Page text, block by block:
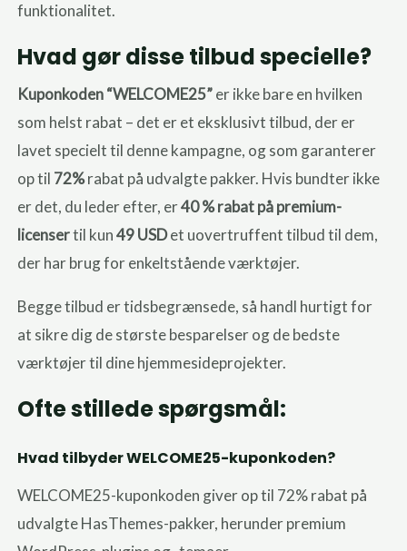
funktionalitet.
Hvad gør disse tilbud specielle?
Kuponkoden “WELCOME25”er ikke bare en hvilken
som helst rabat – det er et eksklusivt tilbud, der er
lavet specielt til denne kampagne, og som garanterer
op til 72%rabat på udvalgte pakker. Hvis bundter ikke
er det, du leder efter, er40 % rabat på premium-
licensertil kun49 USDet uovertruffent tilbud til dem,
der har brug for enkeltstående værktøjer.
Begge tilbud er tidsbegrænsede, så handl hurtigt for
at sikre dig de største besparelser og de bedste
værktøjer til dine hjemmesideprojekter.
Ofte stillede spørgsmål:
Hvad tilbyder WELCOME25-kuponkoden?
WELCOME25-kuponkoden giver op til 72% rabat på
udvalgte HasThemes-pakker, herunder premium